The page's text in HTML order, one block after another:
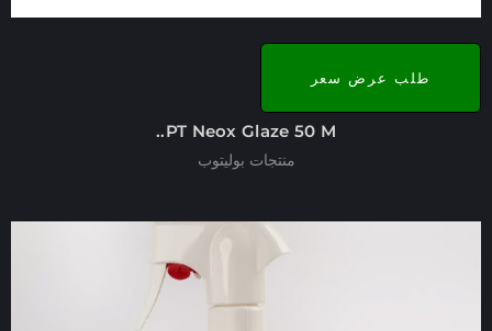
طلب عرض سعر
PT Neox Glaze 50 M..
منتجات بوليتوب